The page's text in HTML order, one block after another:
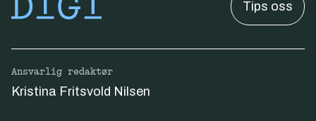
Tips oss
Ansvarlig redaktør
Kristina Fritsvold Nilsen